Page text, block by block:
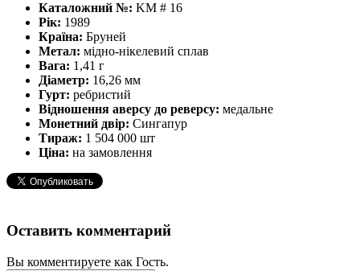
Каталожний №: KM # 16
Рік: 1989
Країна: Бруней
Метал: мідно-нікелевий сплав
Вага: 1,41 г
Діаметр: 16,26 мм
Гурт: ребристий
Відношення аверсу до реверсу: медальне
Монетний двір: Сингапур
Тираж: 1 504 000 шт
Ціна: на замовлення
Оставить комментарий
Вы комментируете как Гость.